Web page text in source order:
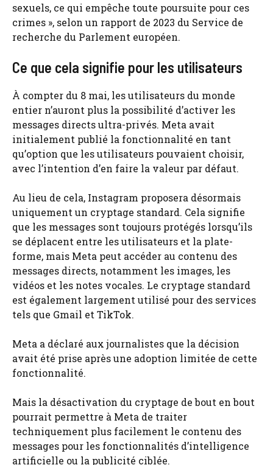
sexuels, ce qui empêche toute poursuite pour ces
crimes », selon un rapport de 2023 du Service de
recherche du Parlement européen.
Ce que cela signifie pour les utilisateurs
À compter du 8 mai, les utilisateurs du monde
entier n’auront plus la possibilité d’activer les
messages directs ultra-privés. Meta avait
initialement publié la fonctionnalité en tant
qu’option que les utilisateurs pouvaient choisir,
avec l’intention d’en faire la valeur par défaut.
Au lieu de cela, Instagram proposera désormais
uniquement un cryptage standard. Cela signifie
que les messages sont toujours protégés lorsqu’ils
se déplacent entre les utilisateurs et la plate-
forme, mais Meta peut accéder au contenu des
messages directs, notamment les images, les
vidéos et les notes vocales. Le cryptage standard
est également largement utilisé pour des services
tels que Gmail et TikTok.
Meta a déclaré aux journalistes que la décision
avait été prise après une adoption limitée de cette
fonctionnalité.
Mais la désactivation du cryptage de bout en bout
pourrait permettre à Meta de traiter
techniquement plus facilement le contenu des
messages pour les fonctionnalités d’intelligence
artificielle ou la publicité ciblée.